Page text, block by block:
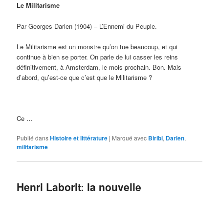
Le Militarisme
Par Georges Darien (1904) – L’Ennemi du Peuple.
Le Militarisme est un monstre qu’on tue beaucoup, et qui
continue à bien se porter. On parle de lui casser les reins
définitivement, à Amsterdam, le mois prochain. Bon. Mais
d’abord, qu’est-ce que c’est que le Militarisme ?
Ce …
Publié dansHistoire et littérature | Marqué avec Biribi, Darien,
militarisme
Henri Laborit: la nouvelle